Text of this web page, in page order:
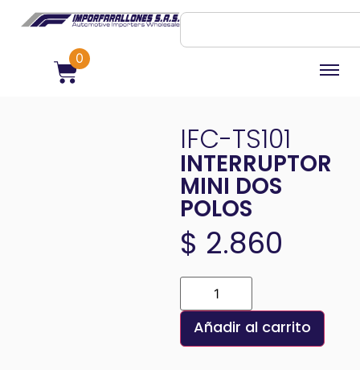
0
IFC-TS101
INTERRUPTOR
MINI DOS
POLOS
$ 2.860
Añadir al carrito